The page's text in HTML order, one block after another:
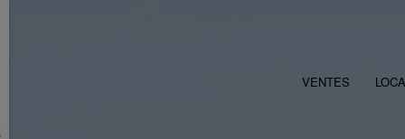
VENTES